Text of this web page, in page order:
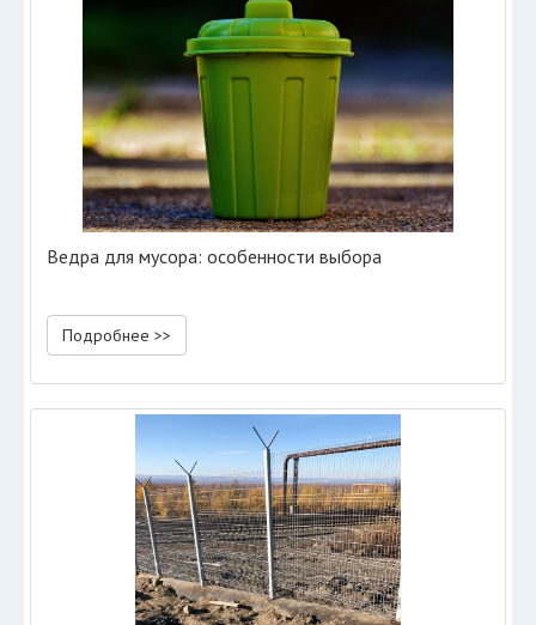
Ведра для мусора: особенности выбора
Подробнее >>